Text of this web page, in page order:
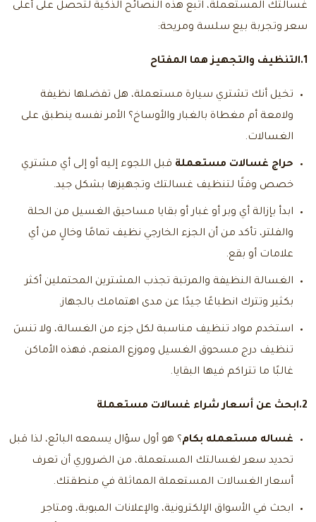
غسالتك المستعملة، اتبع هذه النصائح الذكية لتحصل على أعلى
سعر وتجربة بيع سلسة ومريحة:
1.التنظيف والتجهيز هما المفتاح
تخيل أنك تشتري سيارة مستعملة، هل تفضلها نظيفة
ولامعة أم مغطاة بالغبار والأوساخ؟ الأمر نفسه ينطبق على
الغسالات.
حراج غسالات مستعملة قبل اللجوء إليه أو إلى أي مشتري
خصص وقتًا لتنظيف غسالتك وتجهيزها بشكل جيد.
ابدأ بإزالة أي وبر أو غبار أو بقايا مساحيق الغسيل من الحلة
والفلتر، تأكد من أن الجزء الخارجي نظيف تمامًا وخالٍ من أي
علامات أو بقع.
الغسالة النظيفة والمرتبة تجذب المشترين المحتملين أكثر
بكثير وتترك انطباعًا جيدًا عن مدى اهتمامك بالجهاز.
استخدم مواد تنظيف مناسبة لكل جزء من الغسالة، ولا تنسَ
تنظيف درج مسحوق الغسيل وموزع المنعم، فهذه الأماكن
غالبًا ما تتراكم فيها البقايا.
2.ابحث عن أسعار شراء غسالات مستعملة
غساله مستعمله بكام؟ هو أول سؤال يسمعه البائع، لذا قبل
تحديد سعر لغسالتك المستعملة، من الضروري أن تعرف
أسعار الغسالات المستعملة المماثلة في منطقتك.
ابحث في الأسواق الإلكترونية، والإعلانات المبوبة، ومتاجر